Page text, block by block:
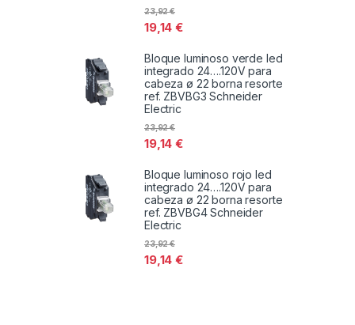
19,14€
23,92€
Bloque luminoso verde led
integrado 24….120V para
cabeza ø 22 borna resorte
ref. ZBVBG3 Schneider
Electric
19,14€
23,92€
Bloque luminoso rojo led
integrado 24….120V para
cabeza ø 22 borna resorte
ref. ZBVBG4 Schneider
Electric
19,14€
23,92€